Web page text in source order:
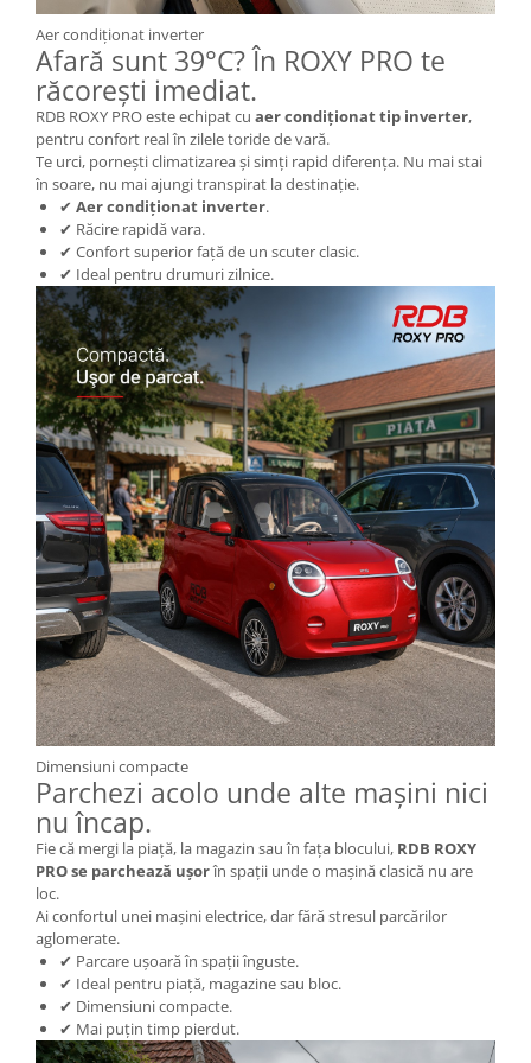
KuKirin G2 MASTER
Kukirin G2 MAX
KuKirin G2 PRO
KuKirin G3 PRO
Kukirin G4 (2025)
KuKirin S1 PRO
Kugoo S1
Kugoo G2 Pro
Piese Xiaomi
Scooter 3 (Mi3)
Scooter 3 Lite (Mi3 Lite)
Scooter 4 PRO (Mi4 PRO)
Essential, M365, 1S
PRO / PRO2
Scooter 4 Ultra
Piese Xiaomi Scooter 5
Piese Xiaomi Scooter Elite
Piese Xiaomi Scooter 5 PLUS
Piese Xiaomi Scooter 5 PRO
Piese Xiaomi Scooter 5 MAX
Piese Xiaomi Scooter 6 PRO
Piese Xiaomi Scooter 6 MAX
Piese Xiaomi Scooter 6
Scooter 4 Lite
Accesorii Trotinete
Piese Segway/Ninebot
ES1, ES2, ES3
Ninebot Segway ZT3 PRO
Piese de Schimb
Senzori Pedelec
Becuri
Piese Hoverboard
Piese masinute electrice copii
Aer condiționat inverter
Afară sunt 39°C? În ROXY PRO te
răcorești imediat.
RDB ROXY PRO este echipat cu aer condiționat tip inverter,
pentru confort real în zilele toride de vară.
Te urci, pornești climatizarea și simți rapid diferența. Nu mai stai
în soare, nu mai ajungi transpirat la destinație.
✔ Aer condiționat inverter.
✔ Răcire rapidă vara.
✔ Confort superior față de un scuter clasic.
✔ Ideal pentru drumuri zilnice.
Dimensiuni compacte
Parchezi acolo unde alte mașini nici
nu încap.
Fie că mergi la piață, la magazin sau în fața blocului, RDB ROXY
PRO se parchează ușorîn spații unde o mașină clasică nu are
loc.
Ai confortul unei mașini electrice, dar fără stresul parcărilor
aglomerate.
✔ Parcare ușoară în spații înguste.
✔ Ideal pentru piață, magazine sau bloc.
✔ Dimensiuni compacte.
✔ Mai puțin timp pierdut.